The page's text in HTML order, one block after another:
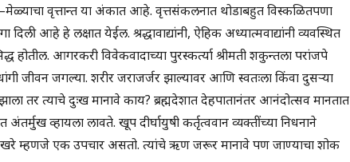
वृत्तान्त या अंकात आहे. वृत्तसंकलनात थोडाबहुत विस्कळितपणा
दिली आहे हे लक्षात येईल. श्रद्धावाद्यांनी, ऐहिक अध्यात्मवाद्यांनी व्यवस्थित
आगरकरी विवेकवादाच्या पुरस्कर्त्या श्रीमती शकुन्तला परांजपे
जीवन जगल्या. शरीर जराजर्जर झाल्यावर आणि स्वतःला किंवा दुसऱ्या
तर त्याचे दुःख मानावे काय? ब्रह्मदेशात देहपातानंतर आनंदोत्सव मानतात
व्हायला लावते. खूप दीर्घायुषी कर्तृत्ववान व्यक्तींच्या निधनाने
खरे म्हणजे एक उपचार असतो. त्यांचे ऋण जरूर मानावे पण जाण्याचा शोक